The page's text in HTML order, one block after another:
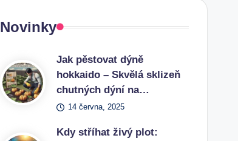
Novinky
Jak pěstovat dýně
hokkaido – Skvělá sklizeň
chutných dýní na…
14 června, 2025
Kdy stříhat živý plot: